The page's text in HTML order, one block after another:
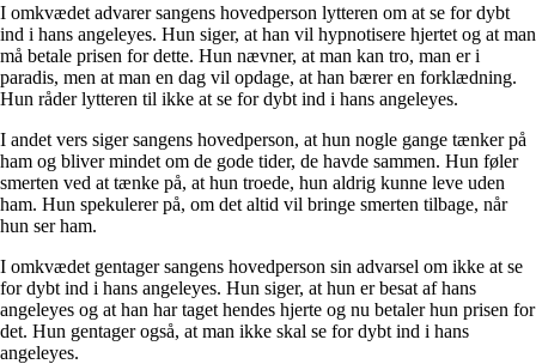
I omkvædet advarer sangens hovedperson lytteren om at se for dybt
ind i hans angeleyes. Hun siger, at han vil hypnotisere hjertet og at man
må betale prisen for dette. Hun nævner, at man kan tro, man er i
paradis, men at man en dag vil opdage, at han bærer en forklædning.
Hun råder lytteren til ikke at se for dybt ind i hans angeleyes.
I andet vers siger sangens hovedperson, at hun nogle gange tænker på
ham og bliver mindet om de gode tider, de havde sammen. Hun føler
smerten ved at tænke på, at hun troede, hun aldrig kunne leve uden
ham. Hun spekulerer på, om det altid vil bringe smerten tilbage, når
hun ser ham.
I omkvædet gentager sangens hovedperson sin advarsel om ikke at se
for dybt ind i hans angeleyes. Hun siger, at hun er besat af hans
angeleyes og at han har taget hendes hjerte og nu betaler hun prisen for
det. Hun gentager også, at man ikke skal se for dybt ind i hans
angeleyes.